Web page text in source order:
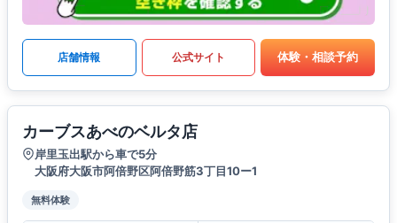
店舗情報 公式サイト 体験・相談予約
カーブスあべのベルタ店
岸里玉出駅から車で5分
大阪府大阪市阿倍野区阿倍野筋3丁目10ー1
無料体験